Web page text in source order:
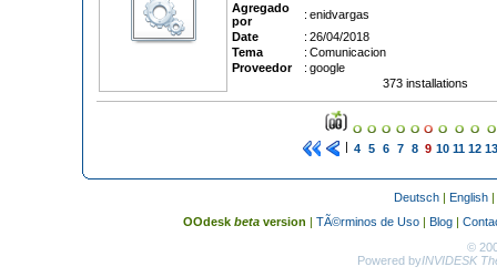
Agregado
por
: enidvargas
Date
: 26/04/2018
Tema
: Comunicacion
Proveedor
: google
373 installations
| 4 5 6 7 8 9 10 11 12 13
Deutsch| English|
OOdesk betaversion | TÃ©rminos de Uso| Blog|
©
Powered byINVIDESK